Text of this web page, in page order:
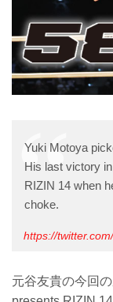
Yuki Motoya
His last victory
RIZIN 14 when
choke.
https://
元谷友貴の今回